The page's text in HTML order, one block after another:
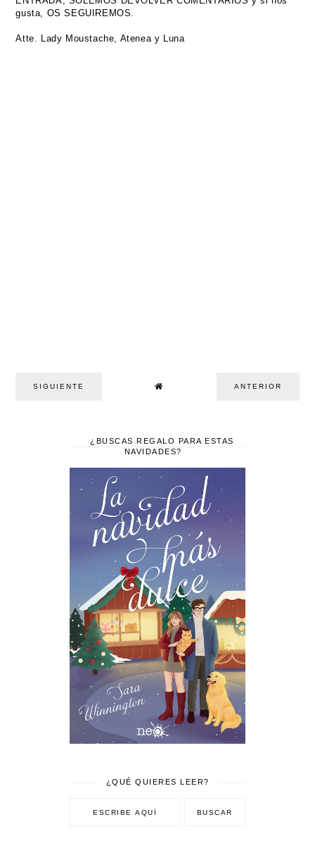
gusta, OS SEGUIREMOS.
Atte. Lady Moustache, Atenea y Luna
SIGUIENTE ANTERIOR
¿BUSCAS REGALO PARA ESTAS
NAVIDADES?
¿QUÉ QUIERES LEER?